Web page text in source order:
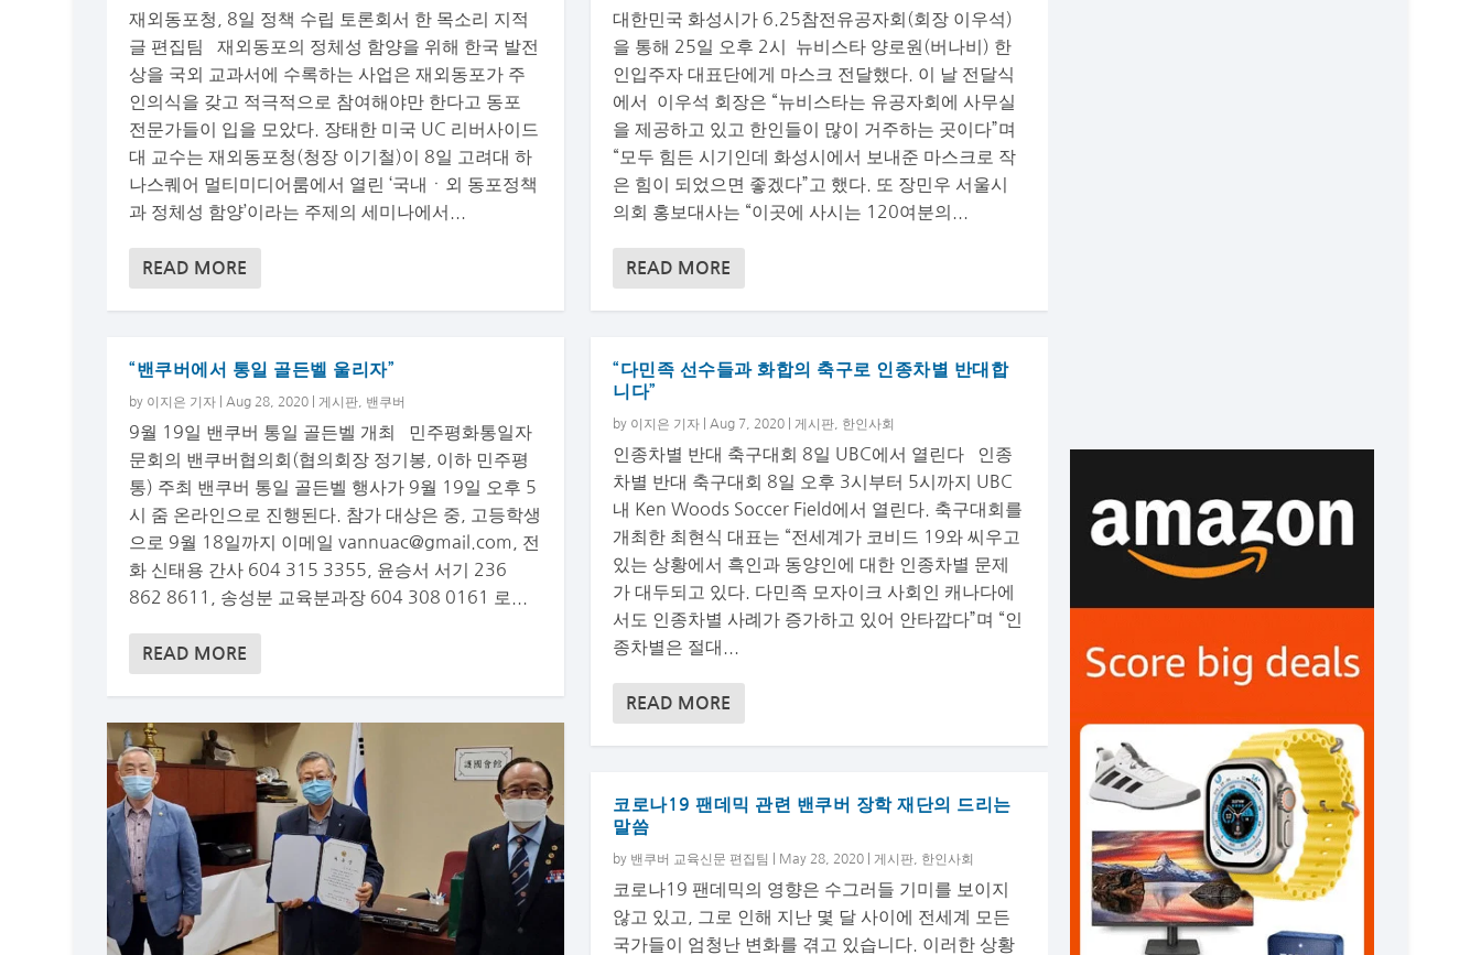
재외동포청, 8일 정책 수립 토론회서 한 목소리 지적
글 편집팀 재외동포의 정체성 함양을 위해 한국 발전
상을 국외 교과서에 수록하는 사업은 재외동포가 주
인의식을 갖고 적극적으로 참여해야만 한다고 동포
전문가들이 입을 모았다. 장태한 미국 UC 리버사이드
대 교수는 재외동포청(청장 이기철)이 8일 고려대 하
나스퀘어 멀티미디어룸에서 열린 ‘국내ㆍ외 동포정책
과 정체성 함양’이라는 주제의 세미나에서...
READ MORE
“밴쿠버에서 통일 골든벨 울리자”
by 이지은 기자 Aug 28, 2020 게시판 밴쿠버
9월 19일 밴쿠버 통일 골든벨 개최 민주평화통일자
문회의 밴쿠버협의회(협의회장 정기봉, 이하 민주평
통) 주최 밴쿠버 통일 골든벨 행사가 9월 19일 오후 5
시 줌 온라인으로 진행된다. 참가 대상은 중, 고등학생
으로 9월 18일까지 이메일vannuac@gmail.com
, 전
화 신태용 간사 604 315 3355, 윤승서 서기 236
862 8611, 송성분 교육분과장 604 308 0161 로...
READ MORE
대한민국 화성시가 6.25참전유공자회(회장 이우석)
을 통해 25일 오후 2시 뉴비스타 양로원(버나비) 한
인입주자 대표단에게 마스크 전달했다. 이 날 전달식
에서 이우석 회장은 “뉴비스타는 유공자회에 사무실
을 제공하고 있고 한인들이 많이 거주하는 곳이다”며
“모두 힘든 시기인데 화성시에서 보내준 마스크로 작
은 힘이 되었으면 좋겠다”고 했다. 또 장민우 서울시
의회 홍보대사는 “이곳에 사시는 120여분의...
READ MORE
“다민족 선수들과 화합의 축구로 인종차별 반대합
니다”
by 이지은 기자 Aug 7, 2020 게시판 한인사회
인종차별 반대 축구대회 8일 UBC에서 열린다 인종
차별 반대 축구대회 8일 오후 3시부터 5시까지 UBC
내 Ken Woods Soccer Field에서 열린다. 축구대회를
개최한 최현식 대표는 “전세계가 코비드 19와 씨우고
있는 상황에서 흑인과 동양인에 대한 인종차별 문제
가 대두되고 있다. 다민족 모자이크 사회인 캐나다에
서도 인종차별 사례가 증가하고 있어 안타깝다”며 “인
종차별은 절대...
READ MORE
코로나19 팬데믹 관련 밴쿠버 장학 재단의 드리는
말씀
by 밴쿠버 교육신문 편집팀 May 28, 2020 게시판 한인사회
코로나19 팬데믹의 영향은 수그러들 기미를 보이지
않고 있고, 그로 인해 지난 몇 달 사이에 전세계 모든
국가들이 엄청난 변화를 겪고 있습니다. 이러한 상황